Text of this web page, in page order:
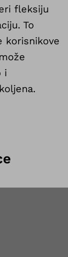
fleksiju
To
korisnikove
i